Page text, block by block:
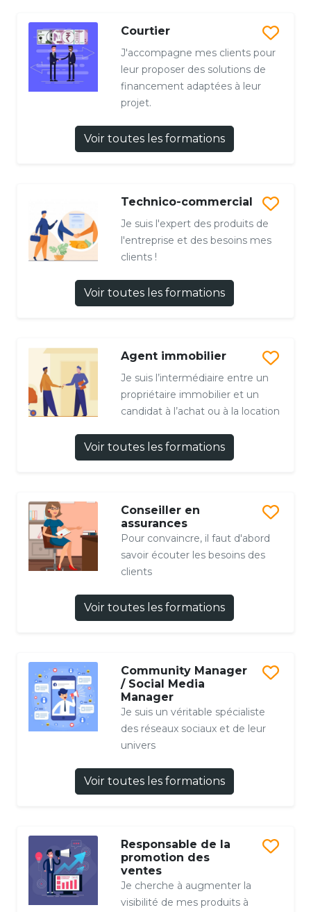
Courtier
J'accompagne mes clients pour
leur proposer des solutions de
financement adaptées à leur
projet.
Voir toutes les formations
Technico-commercial
Je suis l'expert des produits de
l'entreprise et des besoins mes
clients !
Voir toutes les formations
Agent immobilier
Je suis l’intermédiaire entre un
propriétaire immobilier et un
candidat à l’achat ou à la location
Voir toutes les formations
Conseiller en
assurances
Pour convaincre, il faut d'abord
savoir écouter les besoins des
clients
Voir toutes les formations
Community Manager
/ Social Media
Manager
Je suis un véritable spécialiste
des réseaux sociaux et de leur
univers
Voir toutes les formations
Responsable de la
promotion des
ventes
Je cherche à augmenter la
visibilité de mes produits à